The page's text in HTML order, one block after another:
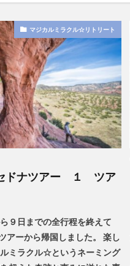
マジカルミラクル☆リトリート
ドナツアー １ ツア
９日までの全行程を終えて
アーから帰国しました。 楽し
ミラクル☆というネーミング